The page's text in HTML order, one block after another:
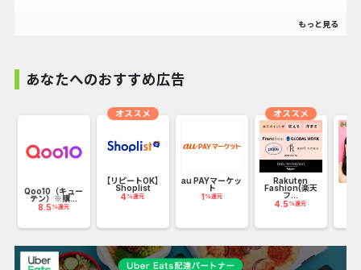
クリームを挟んだ「千寿せんべい」です。
それまでの和菓子にはなかった素材と製法を用いて
発売以来、素材や製法にこだわりを続け、真似のできない
本物の美味しさを追求しています。
季節に合わせて期間限定の和菓子も販売しております。
ギフト、のしのご対応も可能です。
あなたへのおすすめ広告
Qoo10（キュー
テン）※購...
8.5 %還元
【リピートOK】
Shoplist
4 %還元
オススメ
au PAYマーケッ
ト
1 %還元
Rakuten
Fashion(楽天
フ...
4.5 %還元
オススメ